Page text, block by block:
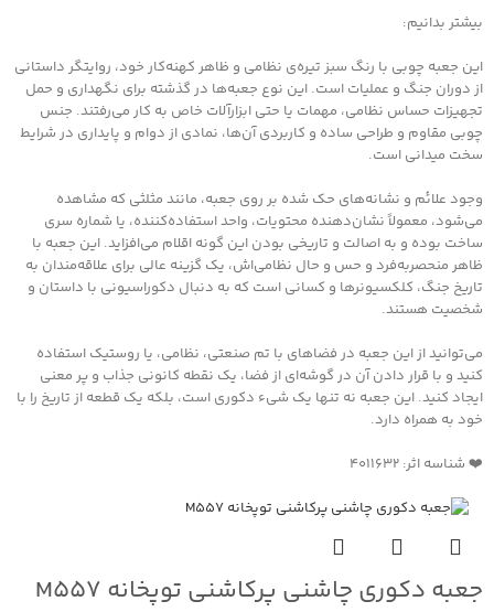
بیشتر بدانیم:
این جعبه چوبی با رنگ سبز تیره‌ی نظامی و ظاهر کهنه‌کار خود، روایتگر داستانی
از دوران جنگ و عملیات است. این نوع جعبه‌ها در گذشته برای نگهداری و حمل
تجهیزات حساس نظامی، مهمات یا حتی ابزارآلات خاص به کار می‌رفتند. جنس
چوبی مقاوم و طراحی ساده و کاربردی آن‌ها، نمادی از دوام و پایداری در شرایط
سخت میدانی است.
وجود علائم و نشانه‌های حک شده بر روی جعبه، مانند مثلثی که مشاهده
می‌شود، معمولاً نشان‌دهنده محتویات، واحد استفاده‌کننده، یا شماره سری
ساخت بوده و به اصالت و تاریخی بودن این گونه اقلام می‌افزاید. این جعبه با
ظاهر منحصربه‌فرد و حس و حال نظامی‌اش، یک گزینه عالی برای علاقه‌مندان به
تاریخ جنگ، کلکسیونرها و کسانی است که به دنبال دکوراسیونی با داستان و
شخصیت هستند.
می‌توانید از این جعبه در فضاهای با تم صنعتی، نظامی، یا روستیک استفاده
کنید و با قرار دادن آن در گوشه‌ای از فضا، یک نقطه کانونی جذاب و پر معنی
ایجاد کنید. این جعبه نه تنها یک شیء دکوری است، بلکه یک قطعه از تاریخ را با
خود به همراه دارد.
❤️ شناسه اثر: ۴۰۱۱۶۳۲
جعبه دکوری چاشنی پرکاشنی توپخانه M557